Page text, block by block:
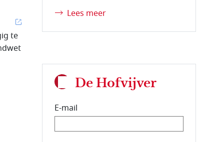
te
Lees meer
De Hofvijver
E-mail